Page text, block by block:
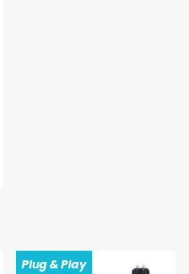
Plug & Play